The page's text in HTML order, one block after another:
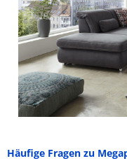
Häufige Fragen zu